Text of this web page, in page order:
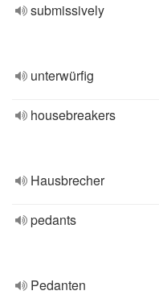
submissively
unterwürfig
housebreakers
Hausbrecher
pedants
Pedanten